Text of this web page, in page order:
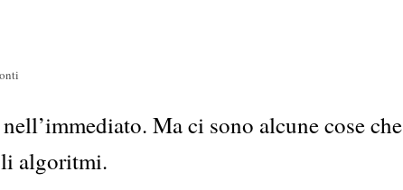
Ma ci sono alcune cose che
algoritmi.